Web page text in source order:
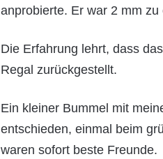
anprobierte. Er war 2 mm zu
Die Erfahrung lehrt, dass
Regal zurückgestellt.
Ein kleiner Bummel mit
entschieden, einmal beim
waren sofort beste Freunde.